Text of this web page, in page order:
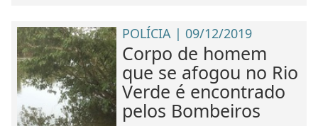
POLÍCIA | 09/12/2019
Corpo de homem
que se afogou no Rio
Verde é encontrado
pelos Bombeiros